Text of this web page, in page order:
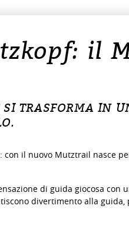
il
TRASFORMA IN
il nuovo Mutztrail nasce
di guida giocosa con
divertimento alla